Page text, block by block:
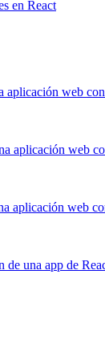
en React
aplicación web
aplicación web
aplicación web
de una app de